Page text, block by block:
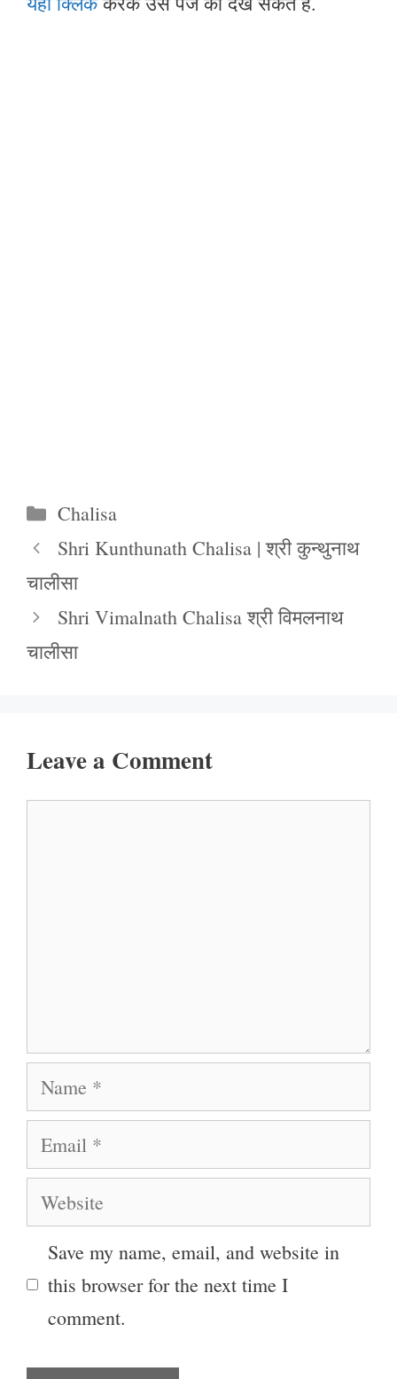
Categories
Chalisa
Shri Kunthunath Chalisa | श्री कुन्थुनाथ
चालीसा
Shri Vimalnath Chalisa श्री विमलनाथ
चालीसा
Leave a Comment
Name
Email
Website
Save my name, email, and website in
this browser for the next time I
comment.